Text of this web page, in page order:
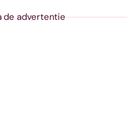
de advertentie